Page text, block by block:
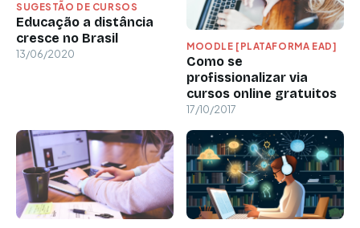
SUGESTÃO DE CURSOS
Educação a distância
cresce no Brasil
13/06/2020
MOODLE [PLATAFORMA EAD]
Como se
profissionalizar via
cursos online gratuitos
17/10/2017